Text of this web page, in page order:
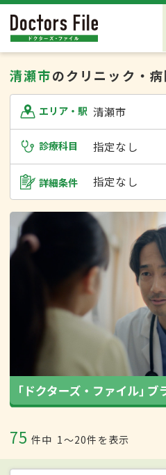
清瀬市のクリニック・病
エリア・駅 清瀬市
診療科目 指定なし
詳細条件 指定なし
75 件中 1〜20件を表示